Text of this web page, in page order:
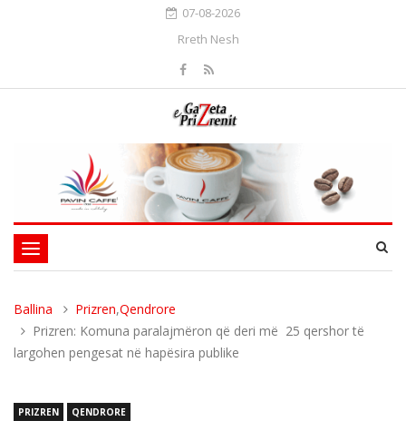
07-08-2026
Rreth Nesh
Toggle
navigation
Ballina Prizren,Qendrore
Prizren: Komuna paralajmëron që deri më 25 qershor të
largohen pengesat në hapësira publike
PRIZREN QENDRORE